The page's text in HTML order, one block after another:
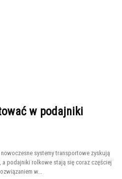
w podajniki
systemy transportowe zyskują
a podajniki rolkowe stają się coraz częściej
w...